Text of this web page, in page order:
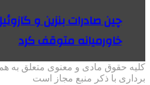
چین صادرات بنزین و
خاورمیانه متوقف کرد
کلیه حقوق مادی و معنوی متعلق به
برداری با ذکر منبع مجاز است